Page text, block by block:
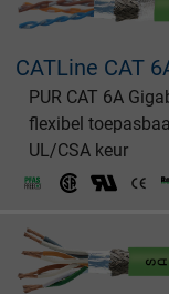
CATLine CAT
PUR CAT 6A
flexibel
UL/CSA keur